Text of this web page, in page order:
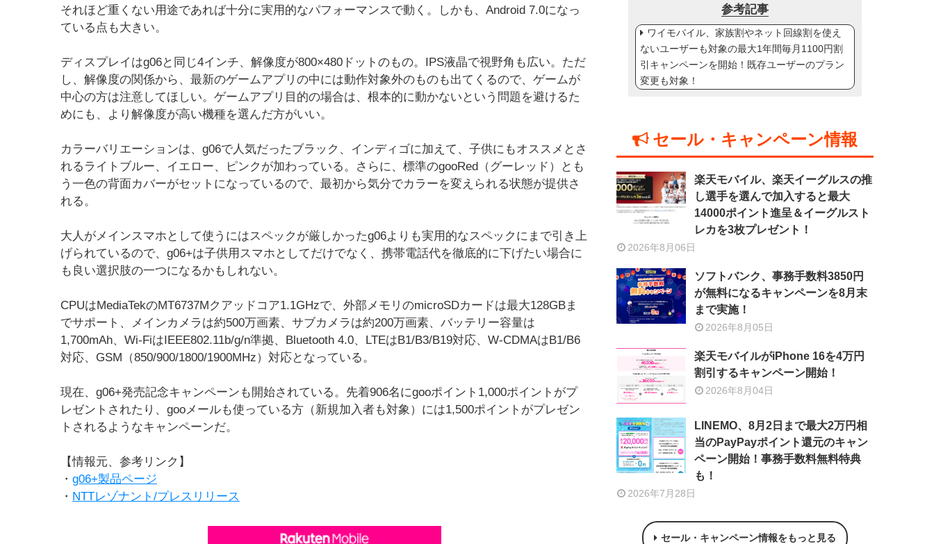
それほど重くない用途であれば十分に実用的なパフォーマンスで動く。しかも、Android 7.0になっ
ている点も大きい。
ディスプレイはg06と同じ4インチ、解像度が800×480ドットのもの。IPS液晶で視野角も広い。ただ
し、解像度の関係から、最新のゲームアプリの中には動作対象外のものも出てくるので、ゲームが
中心の方は注意してほしい。ゲームアプリ目的の場合は、根本的に動かないという問題を避けるた
めにも、より解像度が高い機種を選んだ方がいい。
カラーバリエーションは、g06で人気だったブラック、インディゴに加えて、子供にもオススメとさ
れるライトブルー、イエロー、ピンクが加わっている。さらに、標準のgooRed（グーレッド）とも
う一色の背面カバーがセットになっているので、最初から気分でカラーを変えられる状態が提供さ
れる。
大人がメインスマホとして使うにはスペックが厳しかったg06よりも実用的なスペックにまで引き上
げられているので、g06+は子供用スマホとしてだけでなく、携帯電話代を徹底的に下げたい場合に
も良い選択肢の一つになるかもしれない。
CPUはMediaTekのMT6737Mクアッドコア1.1GHzで、外部メモリのmicroSDカードは最大128GBま
でサポート、メインカメラは約500万画素、サブカメラは約200万画素、バッテリー容量は
1,700mAh、Wi-FiはIEEE802.11b/g/n準拠、Bluetooth 4.0、LTEはB1/B3/B19対応、W-CDMAはB1/B6
対応、GSM（850/900/1800/1900MHz）対応となっている。
現在、g06+発売記念キャンペーンも開始されている。先着906名にgooポイント1,000ポイントがプ
レゼントされたり、gooメールも使っている方（新規加入者も対象）には1,500ポイントがプレゼン
トされるようなキャンペーンだ。
【情報元、参考リンク】
・ g06+製品ページ
・ NTTレゾナント/プレスリリース
参考記事
ワイモバイル、家族割やネット回線割を使え
ないユーザーも対象の最大1年間毎月1100円割
引キャンペーンを開始！既存ユーザーのプラン
変更も対象！
セール・キャンペーン情報
楽天モバイル、楽天イーグルスの推
し選手を選んで加入すると最大
14000ポイント進呈＆イーグルスト
レカを3枚プレゼント！
2026年8月06日
ソフトバンク、事務手数料3850円
が無料になるキャンペーンを8月末
まで実施！
2026年8月05日
楽天モバイルがiPhone 16を4万円
割引するキャンペーン開始！
2026年8月04日
LINEMO、8月2日まで最大2万円相
当のPayPayポイント還元のキャン
ペーン開始！事務手数料無料特典
も！
2026年7月28日
セール・キャンペーン情報をもっと見る